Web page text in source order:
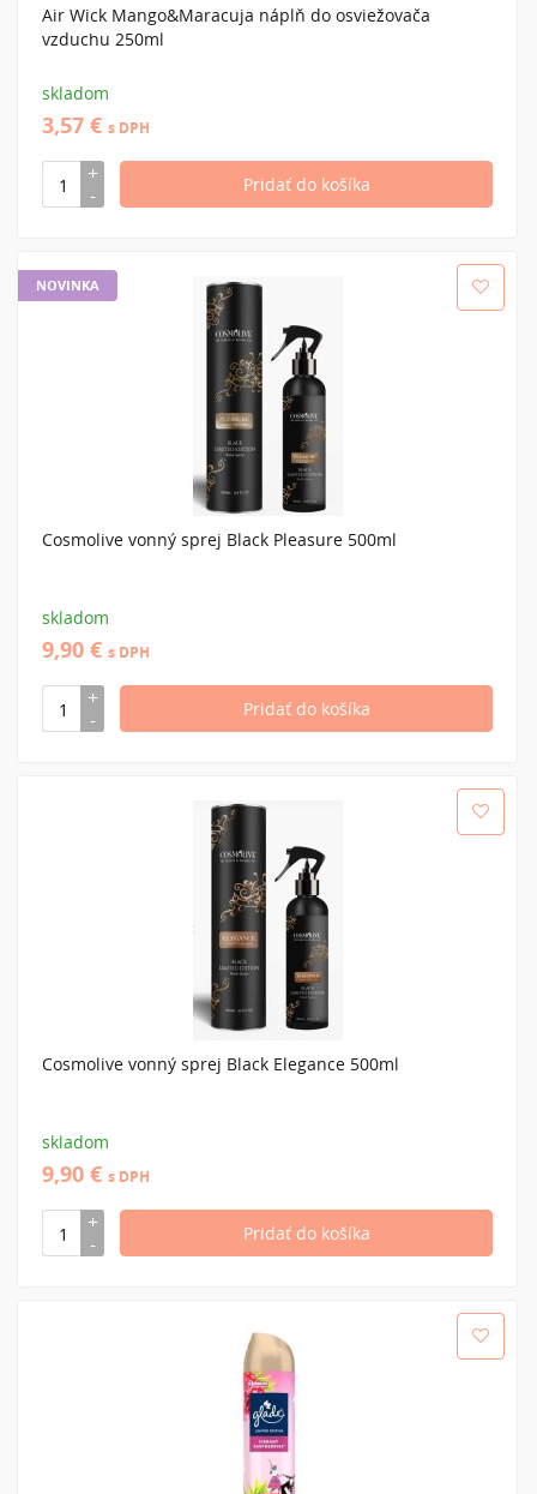
Air Wick Mango&Maracuja náplň do osviežovača
vzduchu 250ml
skladom
3,57 € s DPH
NOVINKA
Cosmolive vonný sprej Black Pleasure 500ml
skladom
9,90 € s DPH
Cosmolive vonný sprej Black Elegance 500ml
skladom
9,90 € s DPH